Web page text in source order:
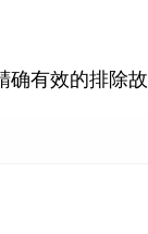
确有效的排除